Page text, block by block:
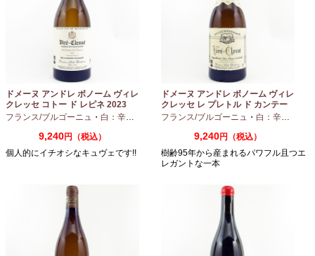
ドメーヌ アンドレ ボノーム ヴィレ
クレッセ コトー ド レピネ 2023
750ml
フランス/ブルゴーニュ ・ 白：辛口 シャルドネ
9,240円（税込）
個人的にイチオシなキュヴェです!!
ドメーヌ アンドレ ボノーム ヴィレ
クレッセ レ プレトル ド カンテー
ヌ 2023 750ml
フランス/ブルゴーニュ ・ 白：辛口
9,240円（税込）
樹齢95年から産まれるパワフル且つエ
レガントな一本